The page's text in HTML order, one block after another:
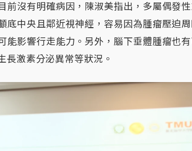
前沒有明確病因，陳淑美指出，多屬偶發
底中央且鄰近視神經，容易因為腫瘤壓迫
能影響行走能力。另外，腦下垂體腫瘤也
長激素分泌異常等狀況。